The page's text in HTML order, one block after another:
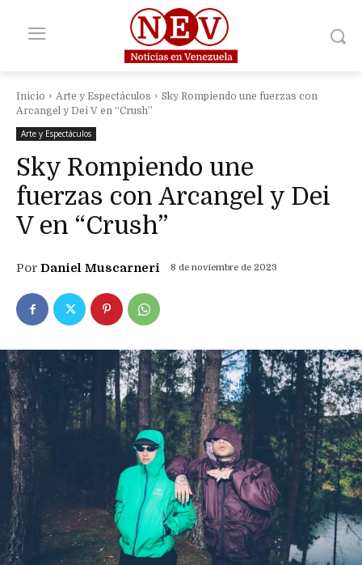
Inicio Arte y Espectáculos
Sky Rompiendo une fuerzas con
Arcangel y Dei V en “Crush”
Arte y Espectáculos
Sky Rompiendo une
fuerzas con Arcangel y Dei
V en “Crush”
Por Daniel Muscarneri 8 de noviembre de 2023